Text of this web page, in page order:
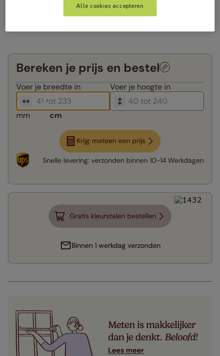
Bereken je prijs en bestel
Voer je breedte in Voer je hoogte in
mm cm
Krijg meteen een prijs
Snelle levering: verzonden binnen 10-14 Werkdagen
Gratis kleurstalen bestellen
Binnen 1 werkdag verzonden
Alle cookies accepteren